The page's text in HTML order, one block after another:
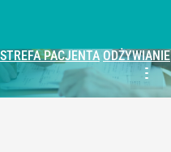
STREFA PACJENTA ODŻYWIANIE